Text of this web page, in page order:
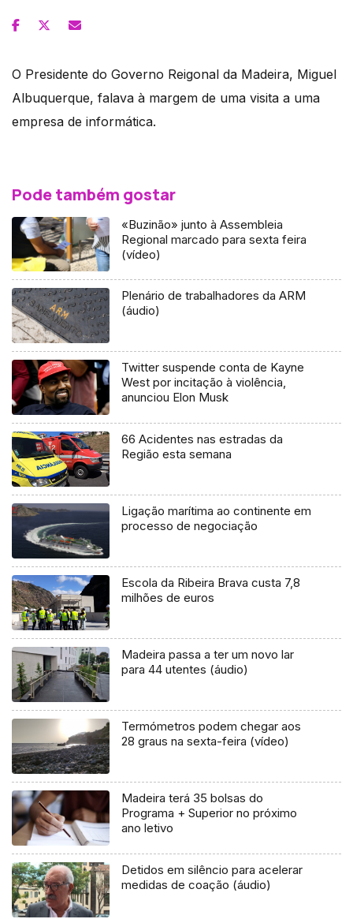
O Presidente do Governo Reigonal da Madeira, Miguel
Albuquerque, falava à margem de uma visita a uma
empresa de informática.
Pode também gostar
«Buzinão» junto à Assembleia
Regional marcado para sexta feira
(vídeo)
Plenário de trabalhadores da ARM
(áudio)
Twitter suspende conta de Kayne
West por incitação à violência,
anunciou Elon Musk
66 Acidentes nas estradas da
Região esta semana
Ligação marítima ao continente em
processo de negociação
Escola da Ribeira Brava custa 7,8
milhões de euros
Madeira passa a ter um novo lar
para 44 utentes (áudio)
Termómetros podem chegar aos
28 graus na sexta-feira (vídeo)
Madeira terá 35 bolsas do
Programa + Superior no próximo
ano letivo
Detidos em silêncio para acelerar
medidas de coação (áudio)